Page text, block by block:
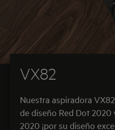
VX82
Nuestra aspiradora
de diseño Red Dot 2020
2020 ¡por su diseño